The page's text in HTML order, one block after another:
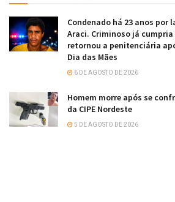
Condenado há 23 anos por
Araci. Criminoso já
retornou a penitenciária
Dia das Mães
6 DE AGOSTO DE 2026
Homem morre após se
da CIPE Nordeste
5 DE AGOSTO DE 2026